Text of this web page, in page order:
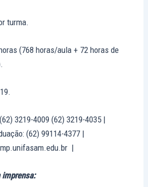
turma.
(768 horas/aula + 72 horas de
3219-4009 (62) 3219-4035 |
(62) 99114-4377 |
|
imprensa: